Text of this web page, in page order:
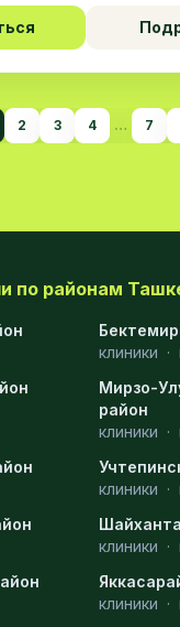
2 3 4 … 7
по районам
клиники ·
Мирзо-
район
клиники ·
клиники ·
клиники ·
клиники ·